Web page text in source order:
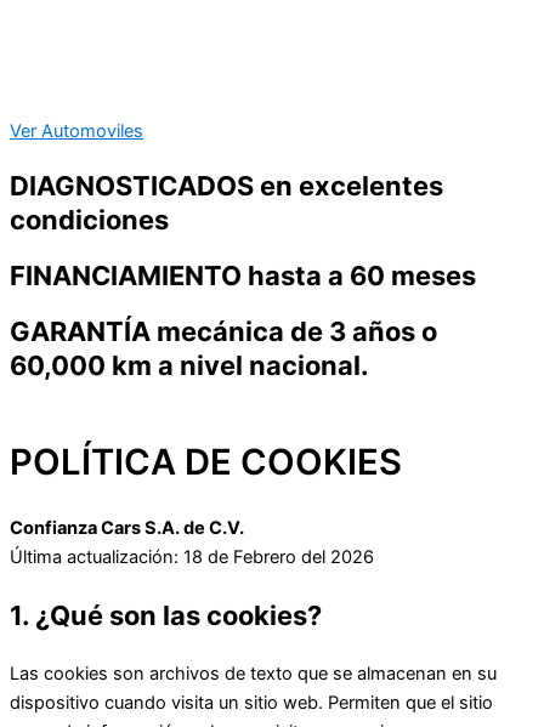
Ver Automoviles
DIAGNOSTICADOS en excelentes
condiciones
FINANCIAMIENTO hasta a 60 meses
GARANTÍA mecánica de 3 años o
60,000 km a nivel nacional.
POLÍTICA DE COOKIES
Confianza Cars S.A. de C.V.
Última actualización: 18 de Febrero del 2026
1. ¿Qué son las cookies?
Las cookies son archivos de texto que se almacenan en su
dispositivo cuando visita un sitio web. Permiten que el sitio